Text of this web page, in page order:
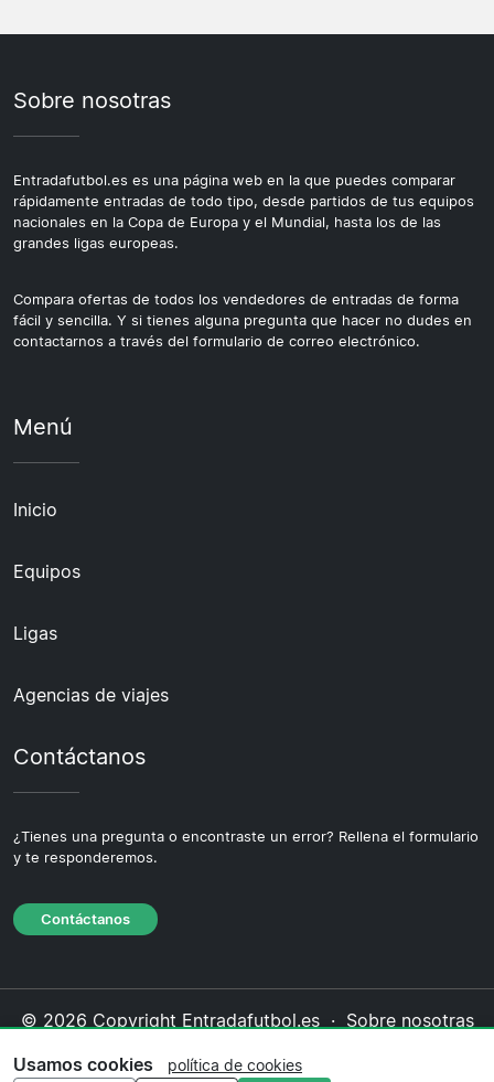
Sobre nosotras
Entradafutbol.es es una página web en la que puedes comparar
rápidamente entradas de todo tipo, desde partidos de tus equipos
nacionales en la Copa de Europa y el Mundial, hasta los de las
grandes ligas europeas.
Compara ofertas de todos los vendedores de entradas de forma
fácil y sencilla. Y si tienes alguna pregunta que hacer no dudes en
contactarnos a través del formulario de correo electrónico.
Menú
Inicio
Equipos
Ligas
Agencias de viajes
Contáctanos
¿Tienes una pregunta o encontraste un error? Rellena el formulario
y te responderemos.
Contáctanos
© 2026 Copyright Entradafutbol.es · Sobre nosotras
cookies·Política editorial
Usamos cookies política de cookies